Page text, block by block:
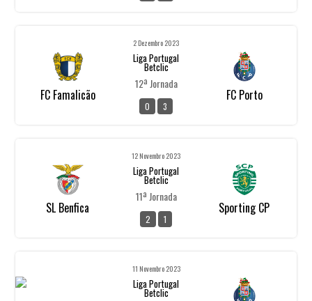
FC Famalicão
2 Dezembro 2023
Liga Portugal
Betclic
12ª Jornada
0 3
FC Porto
SL Benfica
12 Novembro 2023
Liga Portugal
Betclic
11ª Jornada
2 1
Sporting CP
11 Novembro 2023
Liga Portugal
Betclic